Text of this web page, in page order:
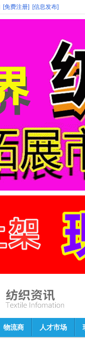
[免费注册] [信息发布]
物流商 人才市场